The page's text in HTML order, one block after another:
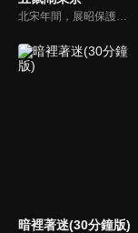
北宋年間，展昭保護包拯有功被宋仁宗封為「御貓」，太師龐吉嫉妒包拯，派人到險空島挑撥五鼠，五鼠決定到東京去和展昭比一比武藝，途中，他們遇到了太師的兒子龐昱，他在陳州奸淫擄掠、無惡不作，五鼠出於公義殺了龐昱，而太師得知之後，決心為兒子報仇，因此再設計陷害五鼠和包拯。
暗裡著迷(30分鐘版)